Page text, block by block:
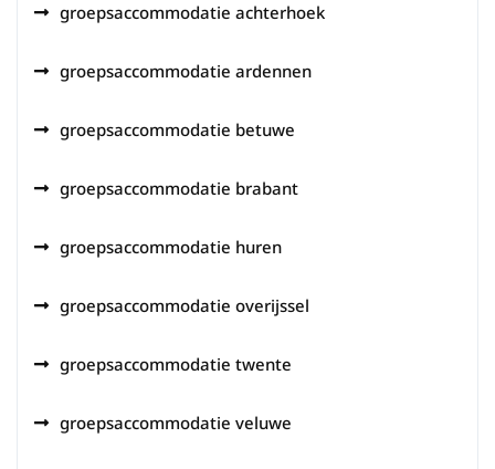
groepsaccommodatie achterhoek
groepsaccommodatie ardennen
groepsaccommodatie betuwe
groepsaccommodatie brabant
groepsaccommodatie huren
groepsaccommodatie overijssel
groepsaccommodatie twente
groepsaccommodatie veluwe